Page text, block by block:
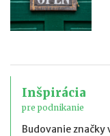
Inšpirácia
pre podnikanie
Budovanie